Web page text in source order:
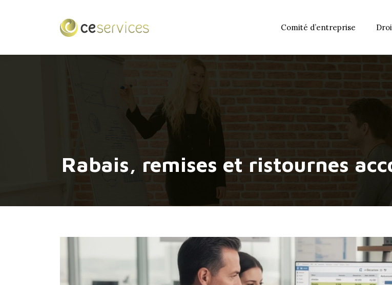
Comité d’entreprise
Rabais, remises et ristournes